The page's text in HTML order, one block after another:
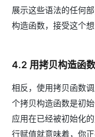
展示这些语法的任何
构造函数，接受这个想
4.2 用拷贝构造函
相反，使用拷贝函数
个拷贝构造函数是初
应用在已经被初始化
行赋值就意味着，你